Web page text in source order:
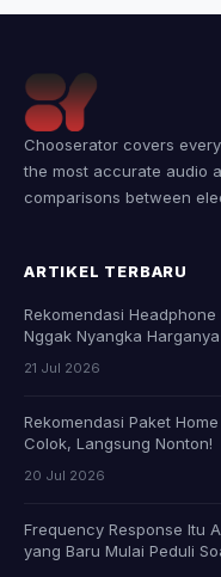
Chooserator covers
the most accurate audio
comparisons between
ARTIKEL TERBARU
Rekomendasi
Nggak Nyangka
21 Jul 2026
Rekomendasi Paket
Colok, Langsung Nonton!
20 Jul 2026
Frequency Response Itu
yang Baru Mulai Peduli